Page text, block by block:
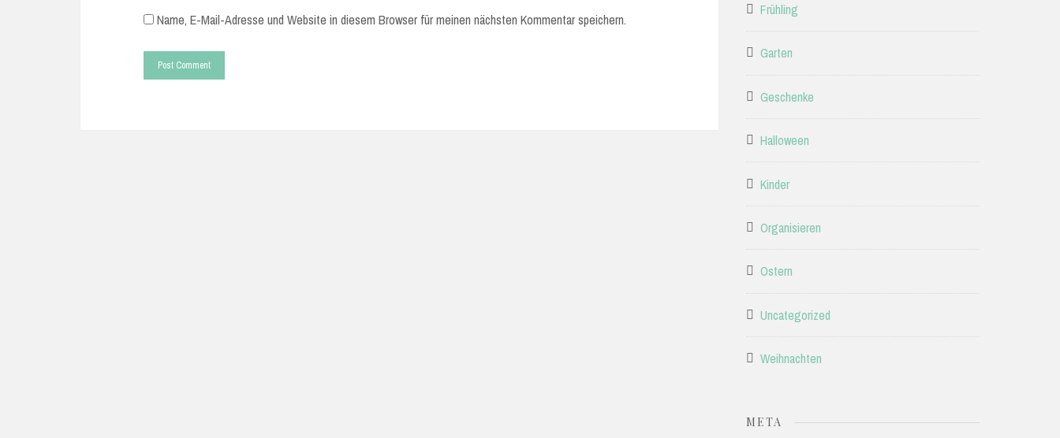
Name, E-Mail-Adresse und Website in diesem Browser für meinen nächsten Kommentar speichern.
Frühling
Garten
Geschenke
Halloween
Kinder
Organisieren
Ostern
Uncategorized
Weihnachten
META